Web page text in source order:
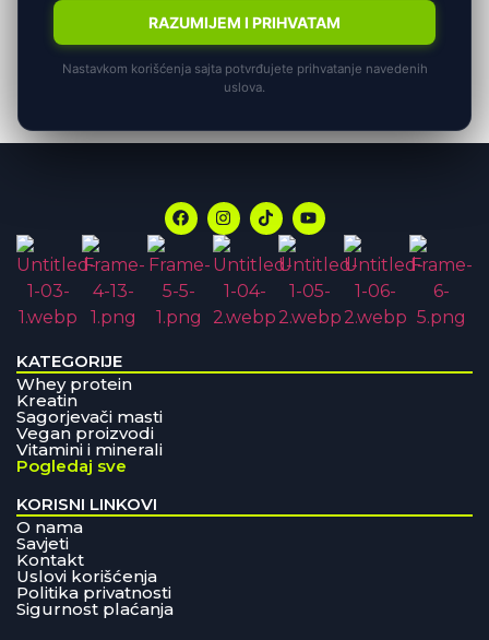
KATEGORIJE
Whey protein
Kreatin
Sagorjevači masti
Vegan proizvodi
Vitamini i minerali
Pogledaj sve
KORISNI LINKOVI
O nama
Savjeti
Kontakt
Uslovi korišćenja
Politika privatnosti
Sigurnost plaćanja
RAZUMIJEM I PRIHVATAM
Nastavkom korišćenja sajta potvrđujete prihvatanje navedenih
uslova.